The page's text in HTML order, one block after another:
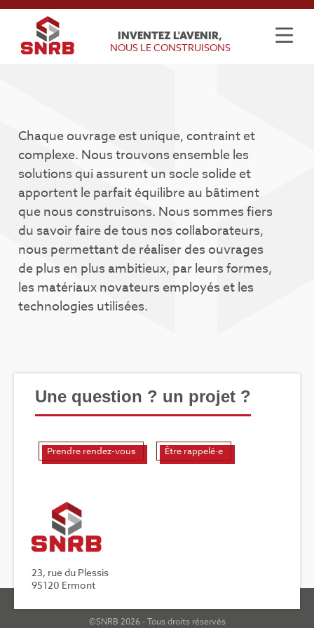
INVENTEZ L'AVENIR,
NOUS LE CONSTRUISONS
Chaque ouvrage est unique, contraint et
complexe. Nous trouvons ensemble les
solutions qui assurent un socle solide et
apportent le parfait équilibre au bâtiment
que nous construisons. Nous sommes fiers
du savoir faire de tous nos collaborateurs,
nous permettant de réaliser des ouvrages
de plus en plus ambitieux, par leurs formes,
les matériaux novateurs employés et les
technologies utilisées.
23, rue du Plessis
95120 Ermont
Une question ? un projet ?
Prendre rendez-vous Être rappelé·e
©SNRB 2026 - Tous droits réservés